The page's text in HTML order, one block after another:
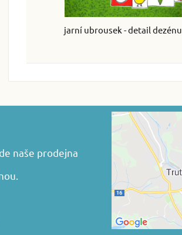
jarní ubrousek - detail dezénu
naše prodejna